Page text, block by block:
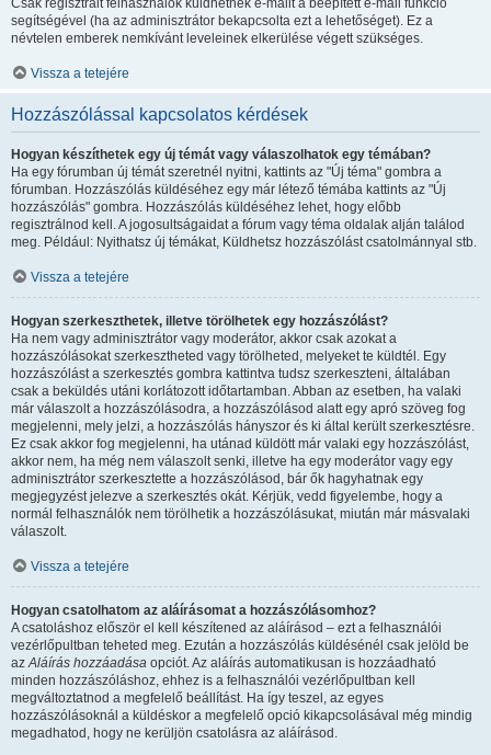
Csak regisztrált felhasználók küldhetnek e-mailt a beépített e-mail funkció
segítségével (ha az adminisztrátor bekapcsolta ezt a lehetőséget). Ez a
névtelen emberek nemkívánt leveleinek elkerülése végett szükséges.
Vissza a tetejére
Hozzászólással kapcsolatos kérdések
Hogyan készíthetek egy új témát vagy válaszolhatok egy témában?
Ha egy fórumban új témát szeretnél nyitni, kattints az "Új téma" gombra a
fórumban. Hozzászólás küldéséhez egy már létező témába kattints az "Új
hozzászólás" gombra. Hozzászólás küldéséhez lehet, hogy előbb
regisztrálnod kell. A jogosultságaidat a fórum vagy téma oldalak alján találod
meg. Például: Nyithatsz új témákat, Küldhetsz hozzászólást csatolmánnyal stb.
Vissza a tetejére
Hogyan szerkeszthetek, illetve törölhetek egy hozzászólást?
Ha nem vagy adminisztrátor vagy moderátor, akkor csak azokat a
hozzászólásokat szerkesztheted vagy törölheted, melyeket te küldtél. Egy
hozzászólást a szerkesztés gombra kattintva tudsz szerkeszteni, általában
csak a beküldés utáni korlátozott időtartamban. Abban az esetben, ha valaki
már válaszolt a hozzászólásodra, a hozzászólásod alatt egy apró szöveg fog
megjelenni, mely jelzi, a hozzászólás hányszor és ki által került szerkesztésre.
Ez csak akkor fog megjelenni, ha utánad küldött már valaki egy hozzászólást,
akkor nem, ha még nem válaszolt senki, illetve ha egy moderátor vagy egy
adminisztrátor szerkesztette a hozzászólásod, bár ők hagyhatnak egy
megjegyzést jelezve a szerkesztés okát. Kérjük, vedd figyelembe, hogy a
normál felhasználók nem törölhetik a hozzászólásukat, miután már másvalaki
válaszolt.
Vissza a tetejére
Hogyan csatolhatom az aláírásomat a hozzászólásomhoz?
A csatoláshoz először el kell készítened az aláírásod – ezt a felhasználói
vezérlőpultban teheted meg. Ezután a hozzászólás küldésénél csak jelöld be
azAláírás hozzáadása opciót. Az aláírás automatikusan is hozzáadható
minden hozzászóláshoz, ehhez is a felhasználói vezérlőpultban kell
megváltoztatnod a megfelelő beállítást. Ha így teszel, az egyes
hozzászólásoknál a küldéskor a megfelelő opció kikapcsolásával még mindig
megadhatod, hogy ne kerüljön csatolásra az aláírásod.